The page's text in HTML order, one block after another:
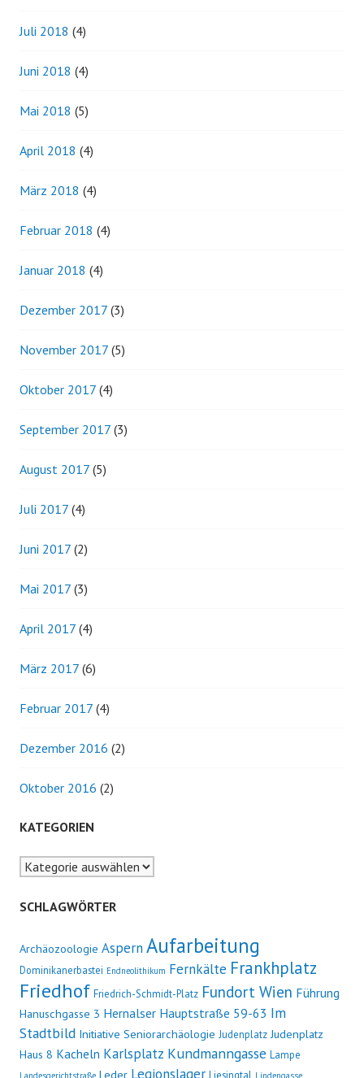
Juli 2018 (4)
Juni 2018 (4)
Mai 2018 (5)
April 2018 (4)
März 2018 (4)
Februar 2018 (4)
Januar 2018 (4)
Dezember 2017 (3)
November 2017 (5)
Oktober 2017 (4)
September 2017 (3)
August 2017 (5)
Juli 2017 (4)
Juni 2017 (2)
Mai 2017 (3)
April 2017 (4)
März 2017 (6)
Februar 2017 (4)
Dezember 2016 (2)
Oktober 2016 (2)
KATEGORIEN
Kategorien
SCHLAGWÖRTER
Archäozoologie Aspern Aufarbeitung
Dominikanerbastei Endneolithikum Fernkälte Frankhplatz
Friedhof Friedrich-Schmidt-Platz Fundort Wien Führung
Hanuschgasse 3 Hernalser Hauptstraße 59-63 Im
Stadtbild Initiative Seniorarchäologie Judenplatz Judenplatz
Haus 8 Kacheln Karlsplatz Kundmanngasse Lampe
Landesgerichtstraße Leder Legionslager Liesingtal Lindengasse